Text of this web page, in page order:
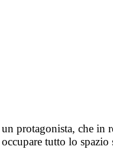
protagonista, che
tutto lo